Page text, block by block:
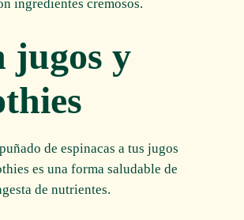
ingredientes cremosos.
jugos y
de espinacas a tus jugos
es una forma saludable de
de nutrientes.